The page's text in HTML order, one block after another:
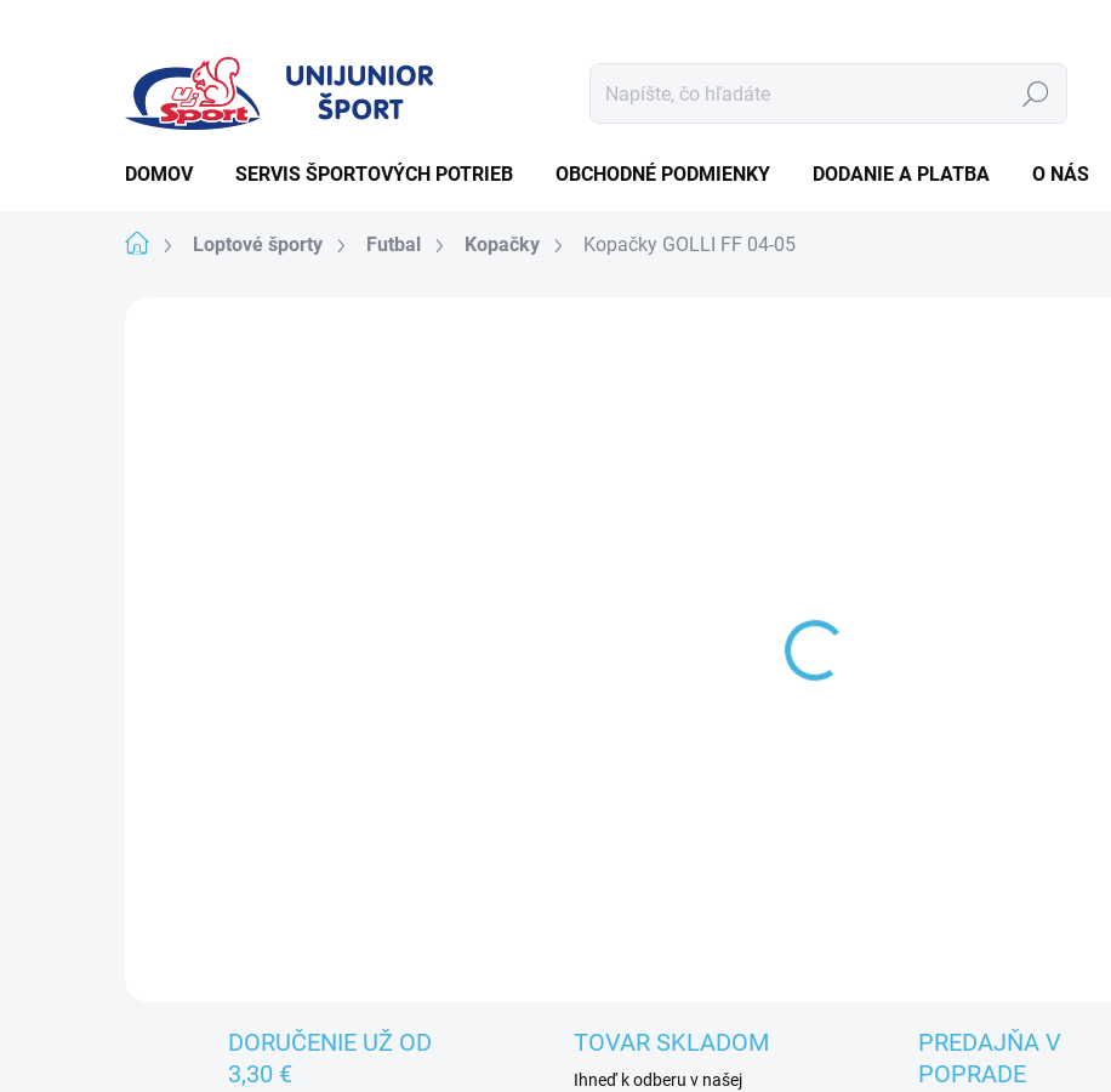
Hľadať
DOMOV SERVIS ŠPORTOVÝCH POTRIEB OBCHODNÉ PODMIENKY DODANIE A PLATBA O NÁS
DomovLoptové športy Futbal Kopačky Kopačky GOLLI FF 04-05
DORUČENIE UŽ OD
3,30 €
TOVAR SKLADOM
Ihneď k odberu v našej
PREDAJŇA V
POPRADE